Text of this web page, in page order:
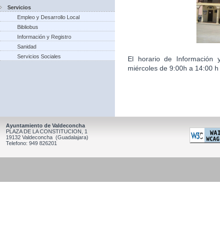
Servicios
Empleo y Desarrollo Local
Bibliobus
Información y Registro
Sanidad
Servicios Sociales
El horario de Información
miércoles de 9:00h a 14:00
Ayuntamiento de Valdeconcha
PLAZA DE LA CONSTITUCION, 1
19132 Valdeconcha (Guadalajara)
Telefono: 949 826201